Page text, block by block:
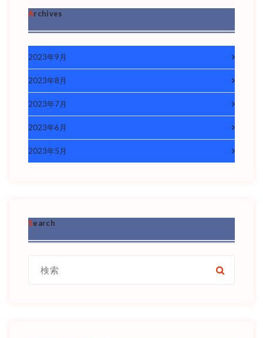
Archives
2023年9月
2023年8月
2023年7月
2023年6月
2023年5月
Search